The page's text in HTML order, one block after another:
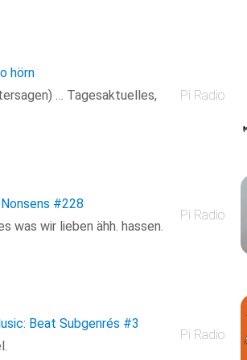
hörn
… Tagesaktuelles,
Pi Radio
#228
was wir lieben ähh. hassen.
Pi Radio
Beat Subgenrés #3
Pi Radio